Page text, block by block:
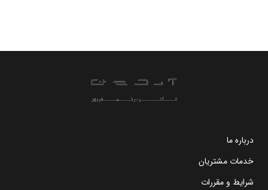
درباره ما
خدمات مشتریان
شرایط و مقررات